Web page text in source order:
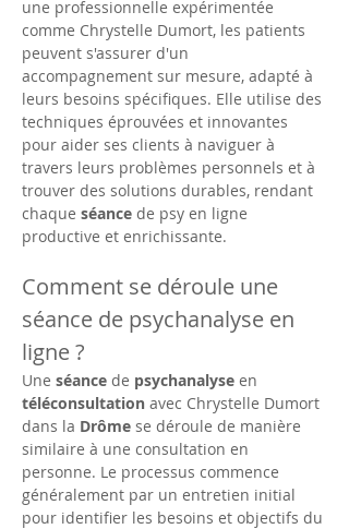
une professionnelle expérimentée
comme Chrystelle Dumort, les patients
peuvent s'assurer d'un
accompagnement sur mesure, adapté à
leurs besoins spécifiques. Elle utilise des
techniques éprouvées et innovantes
pour aider ses clients à naviguer à
travers leurs problèmes personnels et à
trouver des solutions durables, rendant
chaque séance de psy en ligne
productive et enrichissante.
Comment se déroule une
séance de psychanalyse en
ligne ?
Une séance de psychanalyse en
téléconsultation avec Chrystelle Dumort
dans la Drôme se déroule de manière
similaire à une consultation en
personne. Le processus commence
généralement par un entretien initial
pour identifier les besoins et objectifs du